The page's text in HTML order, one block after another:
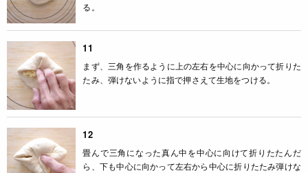
る。
11
まず、三角を作るように上の左右を中心に向かって折りた
たみ、弾けないように指で押さえて生地をつける。
12
畳んで三角になった真ん中を中心に向けて折りたたんだ
ら、下も中心に向かって左右から中心に折りたたみ弾けな